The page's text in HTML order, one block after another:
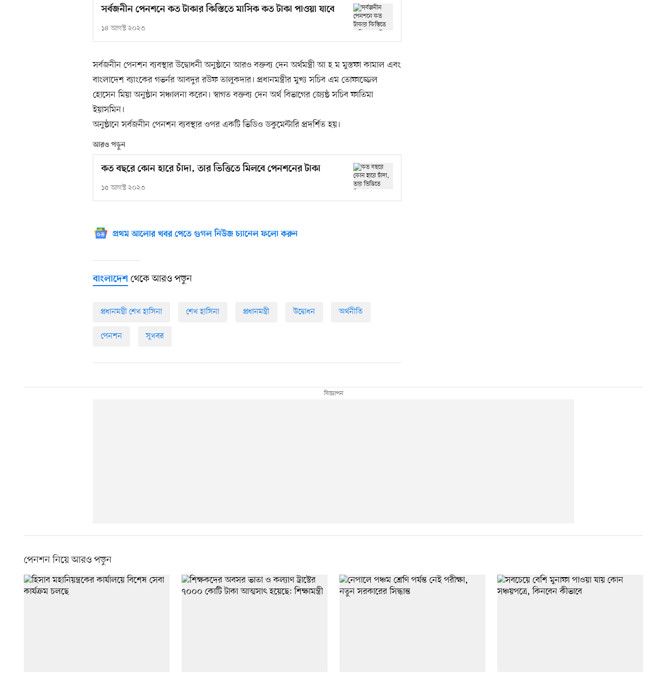
সর্বজনীন পেনশনে কত টাকার কিস্তিতে মাসিক কত টাকা পাওয়া যাবে
১৪ আগস্ট ২০২৩
সর্বজনীন পেনশন ব্যবস্থার উদ্বোধনী অনুষ্ঠানে আরও বক্তব্য দেন অর্থমন্ত্রী আ হ ম মুস্তফা কামাল এবং
বাংলাদেশ ব্যাংকের গভর্নর আবদুর রউফ তালুকদার। প্রধানমন্ত্রীর মুখ্য সচিব এম তোফাজ্জেল
হোসেন মিয়া অনুষ্ঠান সঞ্চালনা করেন। স্বাগত বক্তব্য দেন অর্থ বিভাগের জ্যেষ্ঠ সচিব ফাতিমা
ইয়াসমিন।
অনুষ্ঠানে সর্বজনীন পেনশন ব্যবস্থার ওপর একটি ভিডিও ডকুমেন্টারি প্রদর্শিত হয়।
আরও পড়ুন
কত বছরে কোন হারে চাঁদা, তার ভিত্তিতে মিলবে পেনশনের টাকা
১৫ আগস্ট ২০২৩
প্রথম আলোর খবর পেতে গুগল নিউজ চ্যানেল ফলো করুন
বাংলাদেশ থেকে আরও পড়ুন
প্রধানমন্ত্রী শেখ হাসিনা শেখ হাসিনা প্রধানমন্ত্রী উদ্বোধন অর্থনীতি
পেনশন সুখবর
পেনশন নিয়ে আরও পড়ুন